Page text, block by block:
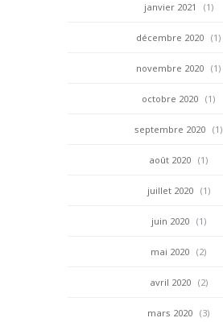
janvier 2021 (1)
décembre 2020 (1)
novembre 2020 (1)
octobre 2020 (1)
septembre 2020 (1)
août 2020 (1)
juillet 2020 (1)
juin 2020 (1)
mai 2020 (2)
avril 2020 (2)
mars 2020 (3)